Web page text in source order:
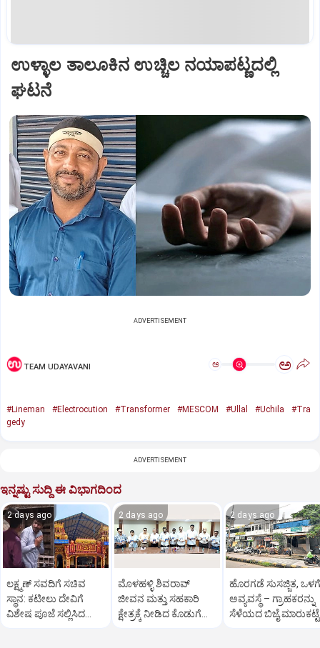
ಉಳ್ಳಾಲ ತಾಲೂಕಿನ ಉಚ್ಚಿಲ ನಯಾಪಟ್ಣದಲ್ಲಿ
ಘಟನೆ
ADVERTISEMENT
TEAM UDAYAVANI ಅ ಅ
#Lineman #Electrocution #Transformer #MESCOM #Ullal #Uchila
#Tra
gedy
ADVERTISEMENT
ಇನ್ನಷ್ಟು ಸುದ್ದಿ ಈ ವಿಭಾಗದಿಂದ
2 days ago
ಲಕ್ಷ್ಮಣ್‌ ಸವದಿಗೆ ಸಚಿವ
ಸ್ಥಾನ: ಕಟೀಲು ದೇವಿಗೆ
ವಿಶೇಷ ಪೂಜೆ ಸಲ್ಲಿಸಿದ
2 days ago
ಮೊಳಹಳ್ಳಿ ಶಿವರಾವ್
ಜೀವನ ಮತ್ತು ಸಹಕಾರಿ
ಕ್ಷೇತ್ರಕ್ಕೆ ನೀಡಿದ ಕೊಡುಗೆ
2 days ago
ಹೊರಗಡೆ ಸುಸಜ್ಜಿತ, ಒಳಗೆ
ಅವ್ಯವಸ್ಥೆ – ಗ್ರಾಹಕರನ್ನು
ಸೆಳೆಯದ ಬಿಜೈ ಮಾರುಕಟ್ಟೆ